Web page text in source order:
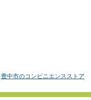
豊中市のコンビニエンスストア